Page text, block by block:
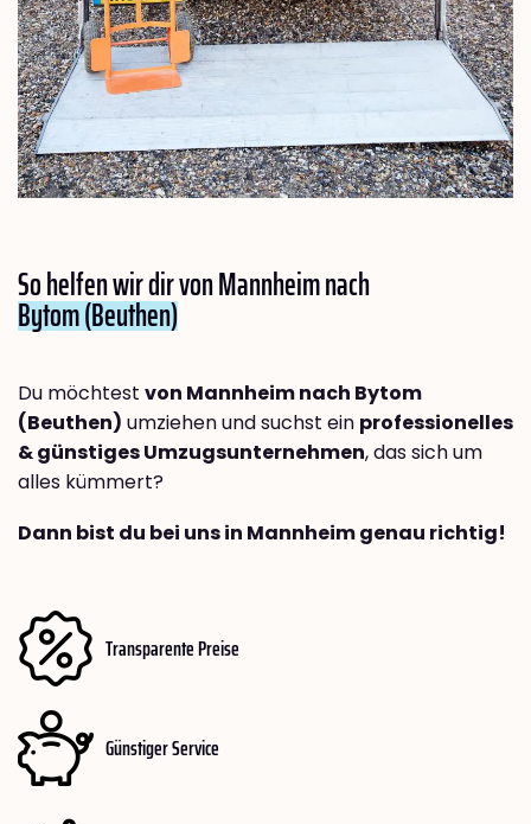
So helfen wir dir von Mannheim nach
Bytom (Beuthen)
Du möchtest von Mannheim nach Bytom
(Beuthen) umziehen und suchst ein professionelles
& günstiges Umzugsunternehmen, das sich um
alles kümmert?
Dann bist du bei uns in Mannheim genau richtig!
Transparente Preise
Günstiger Service